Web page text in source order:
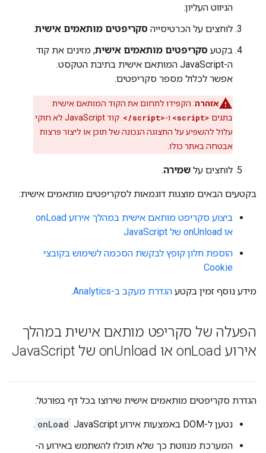
הניווט העליון.
לוחצים על הכרטיסייה סקריפטים מותאמים אישית.
בקטע סקריפטים מותאמים אישית, מזינים את קוד
ה-JavaScript המותאם אישית בתיבת הטקסט.
אפשר לכלול מספר סקריפטים.
אזהרה: הקפידו לתחום את הקוד המותאם אישית
בתגים <script> ו-</script>
. קוד JavaScript לא חוקי
עלול להשפיע על התצוגה הנכונה של תוכן או ליצור פרצות
אבטחה באתר כולו.
לוחצים על שמירה.
בקטעים הבאים מוצגות דוגמאות לסקריפטים מותאמים אישית:
ביצוע סקריפט מותאם אישית במהלך אירוע onLoad
או onUnload של JavaScript
הוספת חלון קופץ לבקשת הסכמה לשימוש בקובצי
Cookie
מידע נוסף זמין בקטע הגדרת מעקב ב-Analytics .
הפעלה של סקריפט מותאם אישית במהלך
אירוע on Load או on Unload של Java Script
הגדרת סקריפטים מותאמים אישית שירוצו בכל דף בפורטל:
נטען ל-DOM באמצעות אירוע JavaScript onLoad
.
המערכת מנווטת כך שלא תוכלו להשתמש באירוע ה-